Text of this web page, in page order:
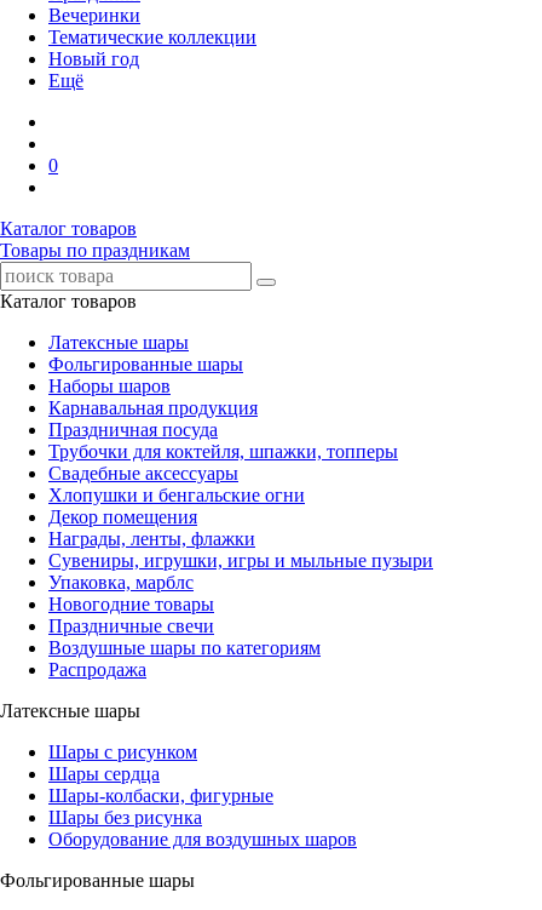
Вечеринки
Тематические коллекции
Новый год
Ещё
0
Каталог товаров
Товары по праздникам
Каталог товаров
Латексные шары
Фольгированные шары
Наборы шаров
Карнавальная продукция
Праздничная посуда
Трубочки для коктейля, шпажки, топперы
Свадебные аксессуары
Хлопушки и бенгальские огни
Декор помещения
Награды, ленты, флажки
Сувениры, игрушки, игры и мыльные пузыри
Упаковка, марблс
Новогодние товары
Праздничные свечи
Воздушные шары по категориям
Распродажа
Латексные шары
Шары с рисунком
Шары сердца
Шары-колбаски, фигурные
Шары без рисунка
Оборудование для воздушных шаров
Фольгированные шары